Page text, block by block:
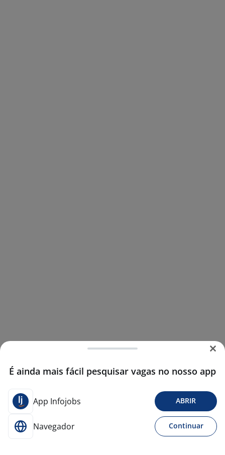
É ainda mais fácil pesquisar vagas no nosso app
App Infojobs ABRIR
Navegador Continuar